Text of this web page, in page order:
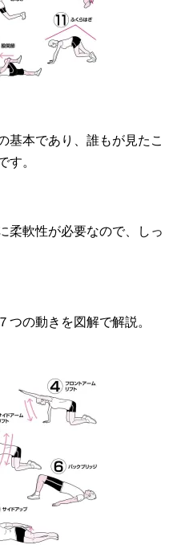
基本であり、誰もが見たこ
す。
柔軟性が必要なので、しっ
つの動きを図解で解説。